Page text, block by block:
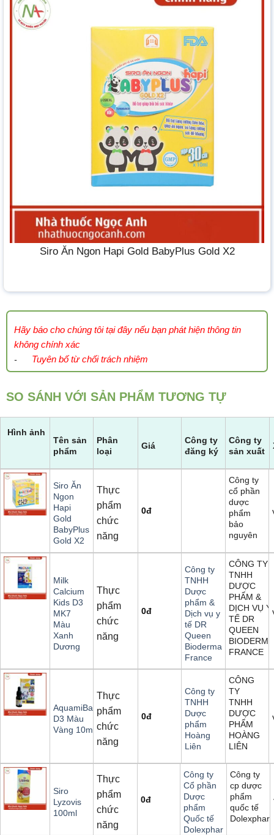
Siro Ăn Ngon Hapi Gold BabyPlus Gold X2
Hãy báo cho chúng tôi tại đây nếu bạn phát hiện thông tin
không chính xác
- Tuyên bố từ chối trách nhiệm
SO SÁNH VỚI SẢN PHẨM TƯƠNG TỰ
Hình ảnh
Tên sản
phẩm
Phân
loại
Giá
Công ty
đăng ký
Công ty
sản xuất
Siro Ăn
Ngon
Hapi
Gold
BabyPlus
Gold X2
Thực
phẩm
chức
năng
0đ
Công ty
cổ phần
dược
phẩm
bảo
nguyên
Milk
Calcium
Kids D3
MK7
Màu
Xanh
Dương
Thực
phẩm
chức
năng
0đ
Công ty
TNHH
Dược
phẩm &
Dịch vụ y
tế DR
Queen
Bioderma
France
CÔNG TY
TNHH
DƯỢC
PHẨM &
DỊCH VỤ Y
TẾ DR
QUEEN
BIODERMA
FRANCE
AquamiBaby
D3 Màu
Vàng 10ml
Thực
phẩm
chức
năng
0đ
Công ty
TNHH
Dược
phẩm
Hoàng
Liên
CÔNG
TY
TNHH
DƯỢC
PHẨM
HOÀNG
LIÊN
Siro
Lyzovis
100ml
Thực
phẩm
chức
năng
0đ
Công ty
Cổ phần
Dược
phẩm
Quốc tế
Dolexphar
Công ty
cp dược
phẩm
quốc tế
Dolexphar